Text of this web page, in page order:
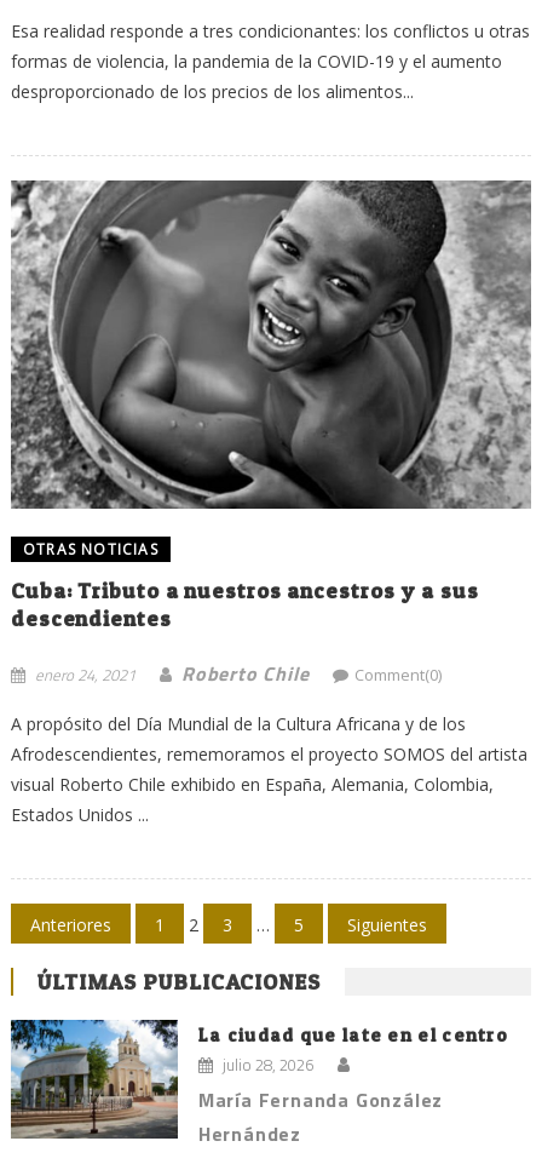
Esa realidad responde a tres condicionantes: los conflictos u otras
formas de violencia, la pandemia de la COVID-19 y el aumento
desproporcionado de los precios de los alimentos...
OTRAS NOTICIAS
Cuba: Tributo a nuestros ancestros y a sus
descendientes
enero 24, 2021 Roberto Chile Comment(0)
A propósito del Día Mundial de la Cultura Africana y de los
Afrodescendientes, rememoramos el proyecto SOMOS del artista
visual Roberto Chile exhibido en España, Alemania, Colombia,
Estados Unidos ...
Navegación
de
entradas
Anteriores 1 2 3 … 5 Siguientes
ÚLTIMAS PUBLICACIONES
La ciudad que late en el centro
julio 28, 2026
María Fernanda González
Hernández